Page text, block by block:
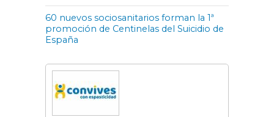
60 nuevos sociosanitarios forman la 1ª
promoción de Centinelas del Suicidio de
España